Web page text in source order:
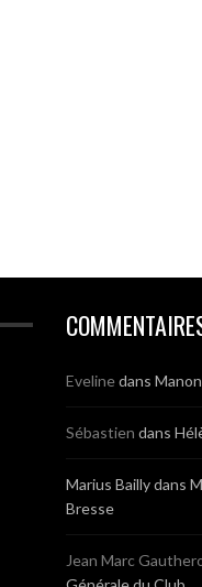
Evelinedans
Sébastien dans
Marius Baillydans
Bresse
Jean Marc